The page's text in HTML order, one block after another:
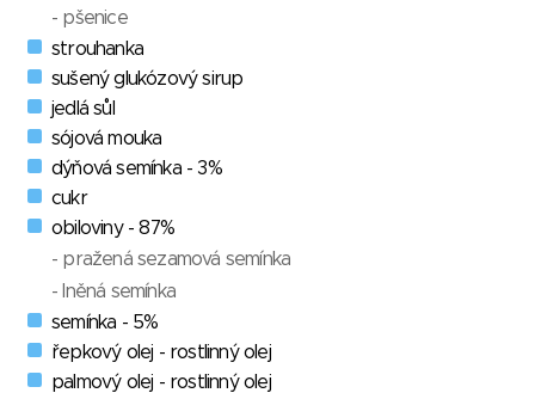
- pšenice
strouhanka
sušený glukózový sirup
jedlá sůl
sójová mouka
dýňová semínka - 3%
cukr
obiloviny - 87%
- pražená sezamová semínka
- lněná semínka
semínka - 5%
řepkový olej - rostlinný olej
palmový olej - rostlinný olej